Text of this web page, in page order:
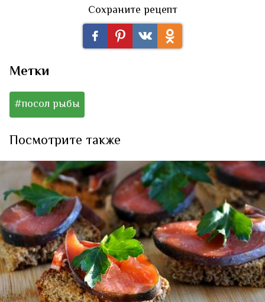
Сохраните рецепт
Метки
#посол рыбы
Посмотрите также